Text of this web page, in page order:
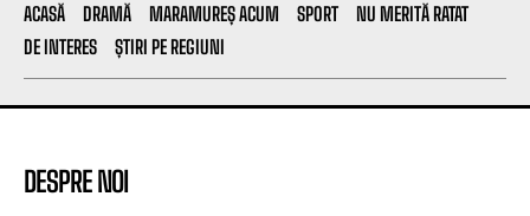
ACASĂ DRAMĂ MARAMUREȘ ACUM SPORT
NU MERITĂ RATAT
DE INTERES
ȘTIRI PE REGIUNI
DESPRE NOI